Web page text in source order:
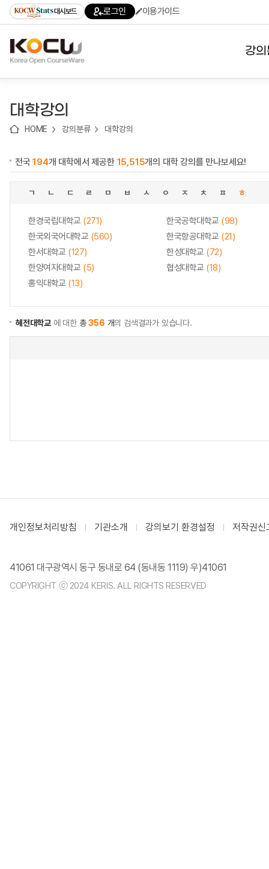
기
기
기
content)
가
대시보드 로그인 이용가이드
강
대학강의
HOME 강의분류 대학강의
전국194개 대학에서 제공한 15,515개의 대학 강의를 만나보세요!
ㄱ ㄴ ㄷ ㄹ ㅁ ㅂ ㅅ ㅇ ㅈ ㅊ ㅍ ㅎ
한경국립대학교 (271) 한국공학대학교 (98)
한국외국어대학교 (560) 한국항공대학교 (21)
한서대학교 (127) 한성대학교 (72)
한양여자대학교 (5) 협성대학교 (18)
홍익대학교 (13)
혜전대학교 에 대한 총356 개의 검색결과가 있습니다.
개인정보처리방침 기관소개 강의보기 환경설정 저작권신
41061 대구광역시 동구 동내로 64 (동내동 1119) 우)41061
COPYRIGHT ⓒ 2024 KERIS. ALL RIGHTS RESERVED